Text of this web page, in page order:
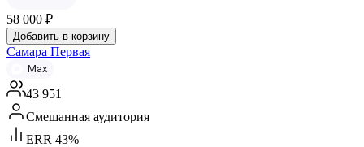
58 000 ₽
Добавить в корзину
Самара Первая
Max
43 951
Смешанная аудитория
ERR 43%